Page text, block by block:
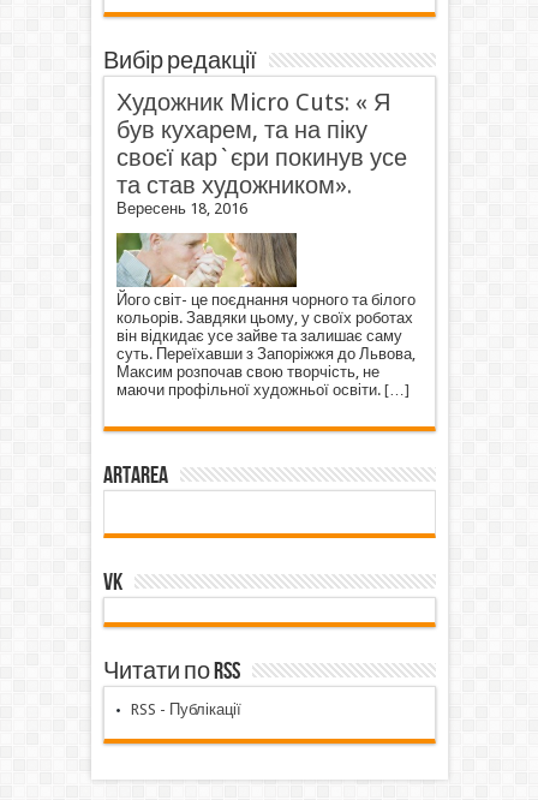
Вибір редакції
Художник Micro Cuts: « Я
був кухарем, та на піку
своєї кар`єри покинув усе
та став художником».
Вересень 18, 2016
Його світ- це поєднання чорного та білого
кольорів. Завдяки цьому, у своїх роботах
він відкидає усе зайве та залишає саму
суть. Переїхавши з Запоріжжя до Львова,
Максим розпочав свою творчість, не
маючи профільної художньої освіти. […]
ArtArea
VK
Читати по RSS
RSS - Публікації